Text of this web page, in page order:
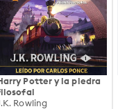
Potter y la piedra
Rowling